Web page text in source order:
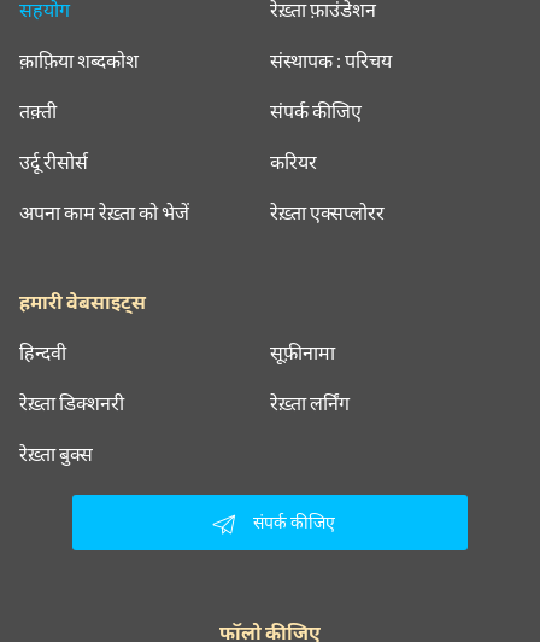
सहयोग
क़ाफ़िया शब्दकोश
तक़्ती
उर्दू रीसोर्स
अपना काम रेख़्ता को भेजें
रेख़्ता फ़ाउंडेशन
संस्थापक : परिचय
संपर्क कीजिए
करियर
रेख़्ता एक्सप्लोरर
हमारी वेबसाइट्स
हिन्दवी सूफ़ीनामा
रेख़्ता डिक्शनरी रेख़्ता लर्निंग
रेख़्ता बुक्स
संपर्क कीजिए
फॉलो कीजिए